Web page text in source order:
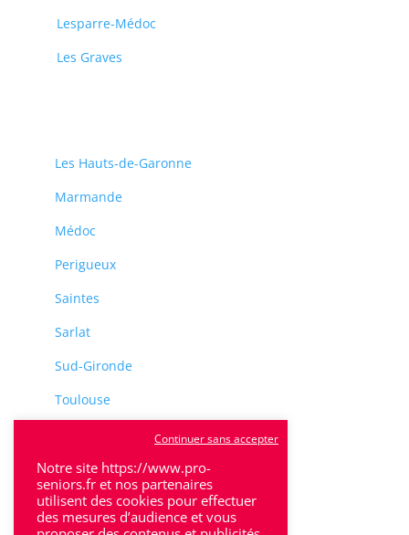
Lesparre-Médoc
Les Graves
Les Hauts-de-Garonne
Marmande
Médoc
Perigueux
Saintes
Sarlat
Sud-Gironde
Toulouse
Villeneuve-Sur-Lot
Notre site https://www.pro-
seniors.fr et nos partenaires
utilisent des cookies pour effectuer
des mesures d’audience et vous
Continuer sans accepter